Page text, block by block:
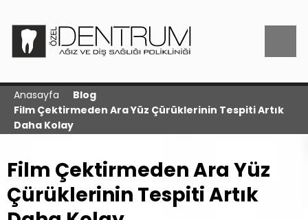
Anasayfa
Blog
Film Çektirmeden Ara Yüz Çürüklerinin Tespiti Artık
Daha Kolay
Film Çektirmeden Ara Yüz
Çürüklerinin Tespiti Artık